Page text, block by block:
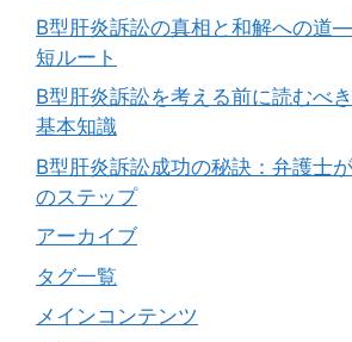
B型肝炎訴訟の真相と和解への道
短ルート
B型肝炎訴訟を考える前に読むべ
基本知識
B型肝炎訴訟成功の秘訣：弁護士
のステップ
アーカイブ
タグ一覧
メインコンテンツ